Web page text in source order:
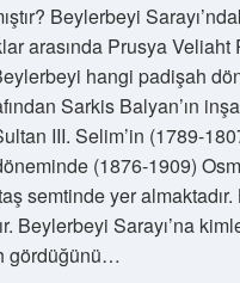
Beylerbeyi
arasında Prusya
hangi padişah
Sarkis Balyan’ın
III. Selim’in (1789-
(1876-1909)
semtinde yer
Beylerbeyi Sarayı’na
gördüğünü…